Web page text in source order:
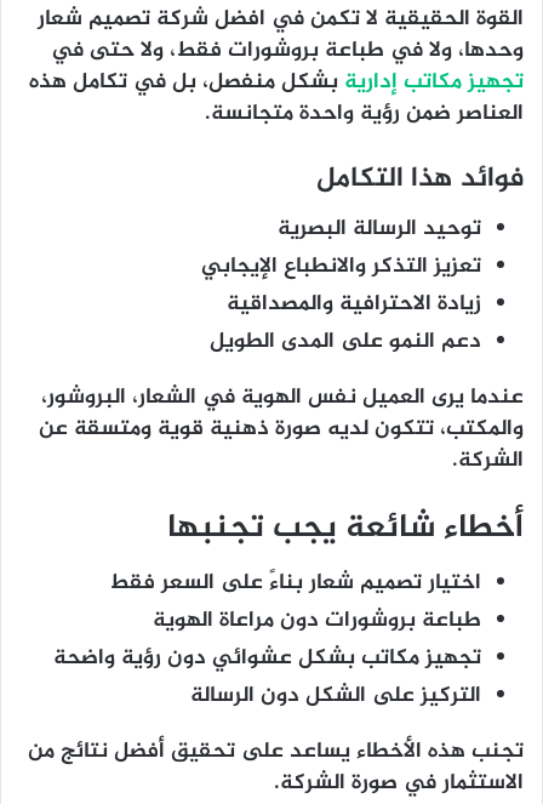
القوة الحقيقية لا تكمن في افضل شركة تصميم شعار
وحدها، ولا في طباعة بروشورات فقط، ولا حتى في
تجهيز مكاتب إدارية بشكل منفصل، بل في تكامل هذه
العناصر ضمن رؤية واحدة متجانسة.
فوائد هذا التكامل
توحيد الرسالة البصرية
تعزيز التذكر والانطباع الإيجابي
زيادة الاحترافية والمصداقية
دعم النمو على المدى الطويل
عندما يرى العميل نفس الهوية في الشعار، البروشور،
والمكتب، تتكون لديه صورة ذهنية قوية ومتسقة عن
الشركة.
أخطاء شائعة يجب تجنبها
اختيار تصميم شعار بناءً على السعر فقط
طباعة بروشورات دون مراعاة الهوية
تجهيز مكاتب بشكل عشوائي دون رؤية واضحة
التركيز على الشكل دون الرسالة
تجنب هذه الأخطاء يساعد على تحقيق أفضل نتائج من
الاستثمار في صورة الشركة.